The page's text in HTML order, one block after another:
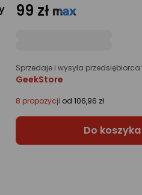
99 zł
Sprzedaje i wysyła przedsiębiorca:
GeekStore
8 propozycji od 106,96 zł
Do koszyka